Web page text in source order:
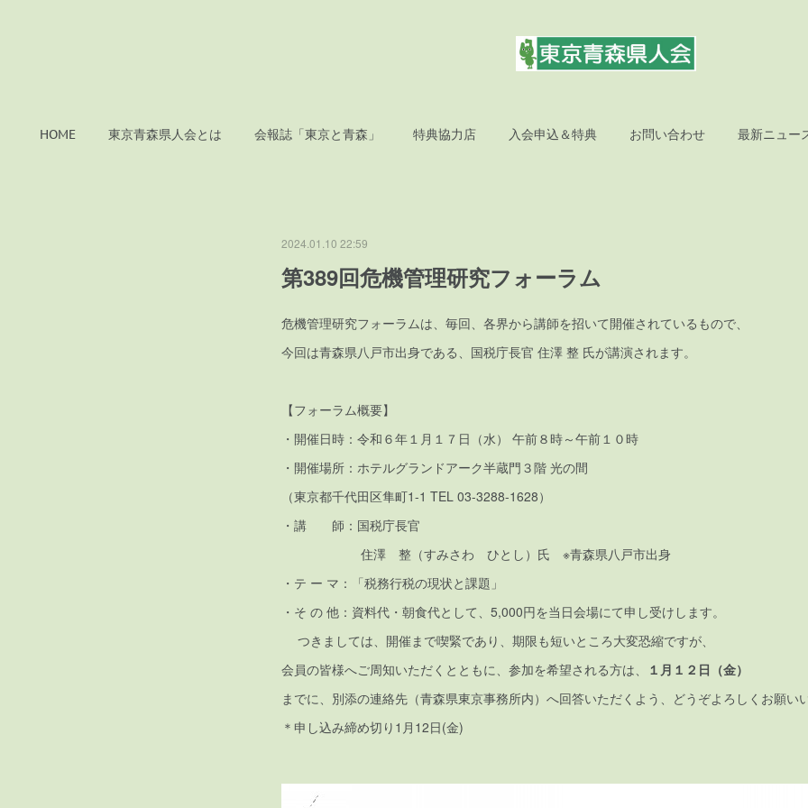
HOME 東京青森県人会とは 会報誌「東京と青森」 特典協力店 入会申込＆特典 お問い合わせ 最新ニュー
2024.01.10 22:59
第389回危機管理研究フォーラム
危機管理研究フォーラムは、毎回、各界から講師を招いて開催されているもので、
今回は青森県八戸市出身である、国税庁長官 住澤 整 氏が講演されます。
【フォーラム概要】
・開催日時：令和６年１月１７日（水） 午前８時～午前１０時
・開催場所：ホテルグランドアーク半蔵門３階 光の間
（東京都千代田区隼町1-1 TEL 03-3288-1628）
・講 師：国税庁長官
住澤 整（すみさわ ひとし）氏 ※青森県八戸市出身
・テ ー マ：「税務行税の現状と課題」
・そ の 他：資料代・朝食代として、5,000円を当日会場にて申し受けします。
つきましては、開催まで喫緊であり、期限も短いところ大変恐縮ですが、
会員の皆様へご周知いただくとともに、参加を希望される方は、
１月１２日（金）
までに、別添の連絡先（青森県東京事務所内）へ回答いただくよう、どうぞよろしくお願い
＊申し込み締め切り1月12日(金)